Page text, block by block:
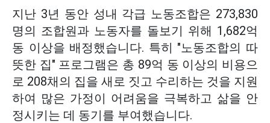
지난 3년 동안 성내 각급 노동조합은 273,830
명의 조합원과 노동자를 돌보기 위해 1,682억
동 이상을 배정했습니다. 특히 "노동조합의 따
뜻한 집" 프로그램은 총 89억 동 이상의 비용으
로 208채의 집을 새로 짓고 수리하는 것을 지원
하여 많은 가정이 어려움을 극복하고 삶을 안
정시키는 데 동기를 부여했습니다.